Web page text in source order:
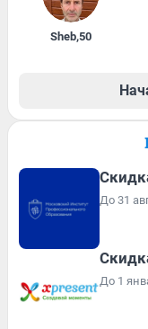
Sheb,50
До 31
До 1